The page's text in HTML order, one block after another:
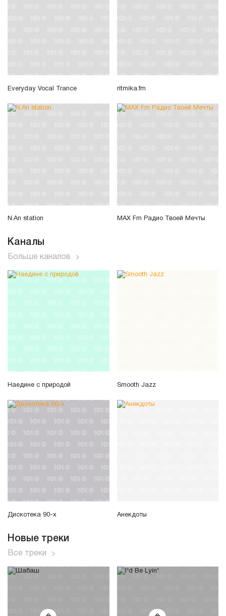
Everyday Vocal Trance ritmika.fm
N.An station MAX Fm Радио Твоей Мечты
Каналы
Больше каналов
Наедине с природой Smooth Jazz
Дискотека 90-х Анекдоты
Новые треки
Все треки